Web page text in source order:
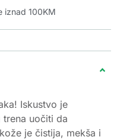
iznad 100KM
Iskustvo je
uočiti da
je čistija, mekša i